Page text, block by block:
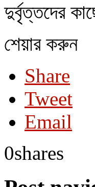
দুর্বৃত্তদের
শেয়ার করুন
Share
Tweet
Email
0shares